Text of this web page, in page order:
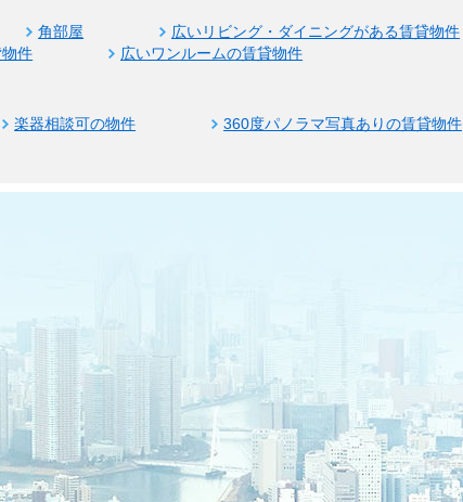
角部屋 広いリビング・ダイニングがある賃貸物件
件
広いワンルームの賃貸物件
楽器相談可の物件 360度パノラマ写真ありの賃貸物件